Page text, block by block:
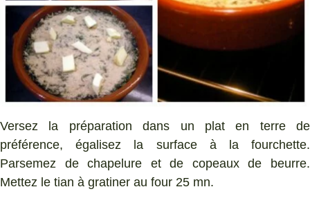
Versez la préparation dans un plat en terre de
préférence, égalisez la surface à la fourchette.
Parsemez de chapelure et de copeaux de beurre.
Mettez le tian à gratiner au four 25 mn.